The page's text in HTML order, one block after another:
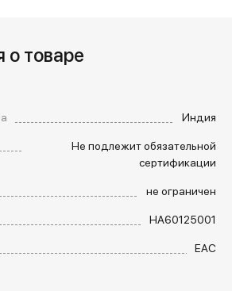
товаре
Индия
Не подлежит обязательной
сертификации
не ограничен
HA60125001
EAC